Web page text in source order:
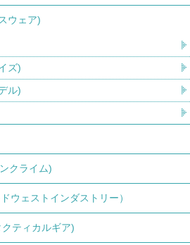
ウェア)
ズ)
ル)
クライム)
ウェストインダストリー）
ティカルギア)